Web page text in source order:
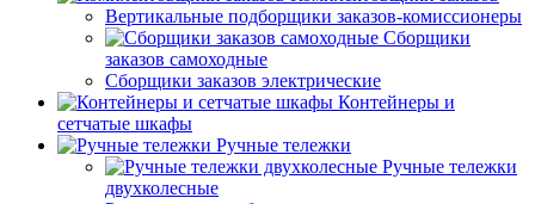
Вертикальные подборщики заказов-комиссионеры
Сборщики
заказов самоходные
Сборщики заказов электрические
Контейнеры и
сетчатые шкафы
Ручные тележки
Ручные тележки
двухколесные